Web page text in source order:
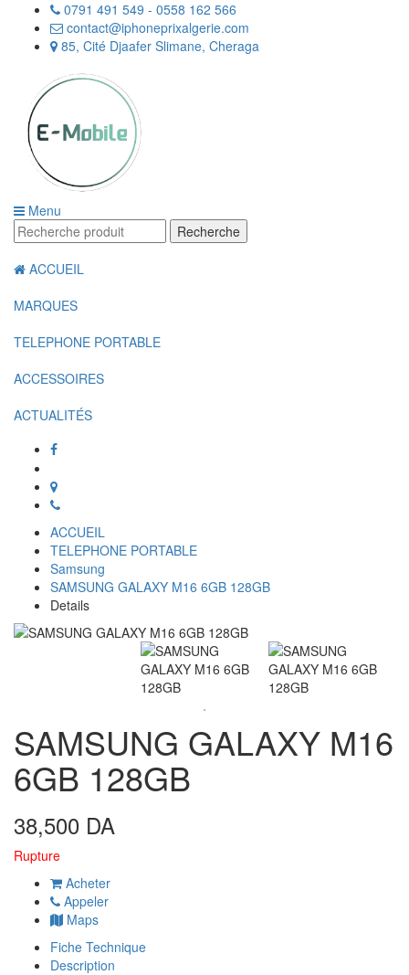
0791 491 549 - 0558 162 566
contact@iphoneprixalgerie.com
85, Cité Djaafer Slimane, Cheraga
Menu
Recherche
ACCUEIL
MARQUES
TELEPHONE PORTABLE
ACCESSOIRES
ACTUALITÉS
ACCUEIL
TELEPHONE PORTABLE
Samsung
SAMSUNG GALAXY M16 6GB 128GB
Details
SAMSUNG GALAXY M16
6GB 128GB
38,500 DA
Rupture
Acheter
Appeler
Maps
Fiche Technique
Description